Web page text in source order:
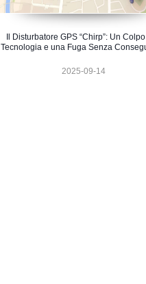
Il Disturbatore GPS “Chirp”: Un
Tecnologia e una Fuga Senza
2025-09-14